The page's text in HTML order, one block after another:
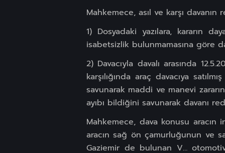
Mahkemece, asıl ve karşı
1) Dosyadaki yazılara, kararın
isabetsizlik bulunmamasına göre
2) Davacıyla davalı arasında
karşılığında araç davacıya
savunarak maddi ve manevi
ayıbı bildiğini savunarak davanı
Mahkemece, dava konusu
aracın sağ ön çamurluğunun ve
Gaziemir de bulunan V…